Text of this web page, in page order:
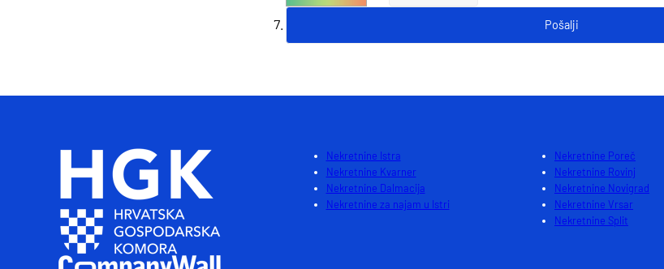
Nekretnine Istra
Nekretnine Kvarner
Nekretnine Dalmacija
Nekretnine za najam u Istri
Nekretnine Poreč
Nekretnine Rovinj
Nekretnine Novigrad
Nekretnine Vrsar
Nekretnine Split